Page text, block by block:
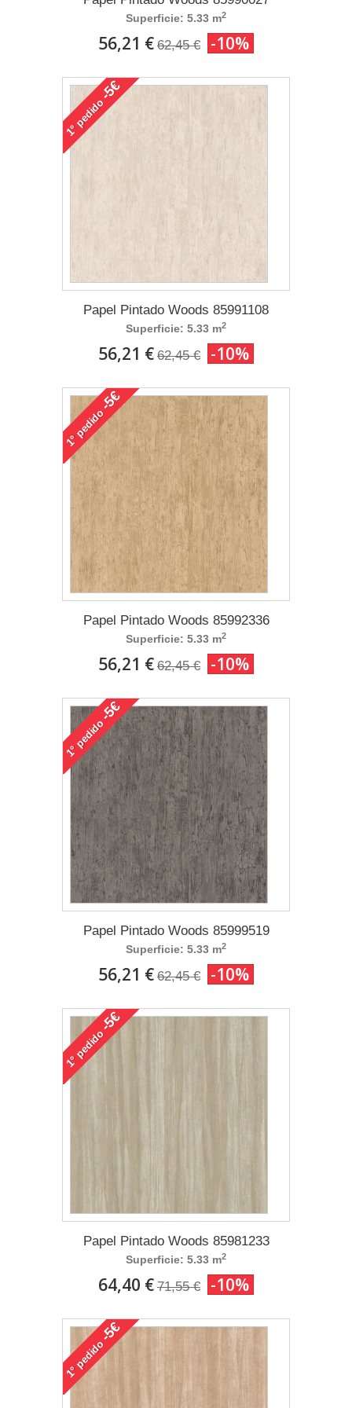
Superficie: 5.33 m2
56,21 € 62,45 € -10%
1°
pedido
-5€
Papel Pintado Woods 85991108
Superficie: 5.33 m2
56,21 € 62,45 € -10%
1°
pedido
-5€
Papel Pintado Woods 85992336
Superficie: 5.33 m2
56,21 € 62,45 € -10%
1°
pedido
-5€
Papel Pintado Woods 85999519
Superficie: 5.33 m2
56,21 € 62,45 € -10%
1°
pedido
-5€
Papel Pintado Woods 85981233
Superficie: 5.33 m2
64,40 € 71,55 € -10%
1°
pedido
-5€